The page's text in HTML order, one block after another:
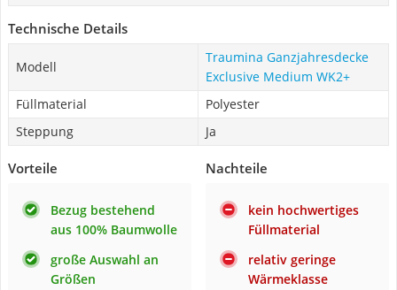
Technische Details
Modell
Traumina Ganzjahresdecke
Exclusive Medium WK2+
Füllmaterial
Polyester
Steppung
Ja
Vorteile
Bezug bestehend
aus 100% Baumwolle
große Auswahl an
Größen
Nachteile
kein hochwertiges
Füllmaterial
relativ geringe
Wärmeklasse